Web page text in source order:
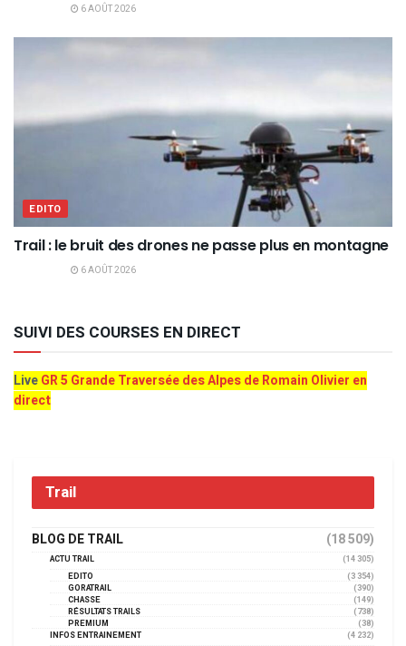
6 AOÛT 2026
EDITO
Trail : le bruit des drones ne passe plus en montagne
6 AOÛT 2026
SUIVI DES COURSES EN DIRECT
LiveGR 5 Grande Traversée des Alpes de Romain Olivier en
direct
Trail
BLOG DE TRAIL (18 509)
ACTU TRAIL
(14 305)
EDITO
(3 354)
GORATRAIL
(390)
CHASSE
(149)
RÉSULTATS TRAILS
(738)
PREMIUM
(38)
INFOS ENTRAINEMENT
(4 232)